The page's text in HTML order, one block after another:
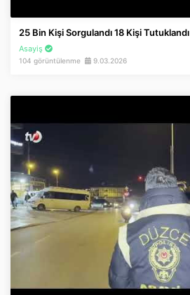
25 Bin Kişi Sorgulandı 18 Kişi Tutuklandı
Asayiş
104 görüntülenme 9.03.2026